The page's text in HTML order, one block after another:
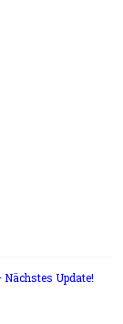
Update!